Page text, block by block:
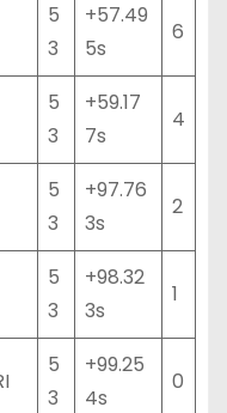
5
3
+57.49
5s
6
5
3
+59.17
7s
4
5
3
+97.76
3s
2
5
3
+98.32
3s
1
5
3
+99.25
4s
0